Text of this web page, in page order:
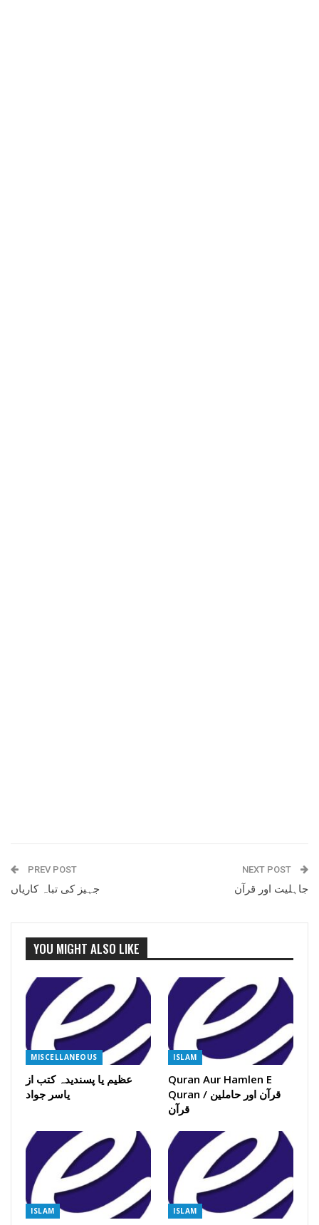
PREV POST
جہیز کی تباہ کاریاں
NEXT POST
جاہلیت اور قرآن
YOU MIGHT ALSO LIKE
MISCELLANEOUS
عظیم یا پسندیدہ کتب از
یاسر جواد
ISLAM
Quran Aur Hamlen E
Quran / قرآن اور حاملین
قرآن
ISLAM ISLAM